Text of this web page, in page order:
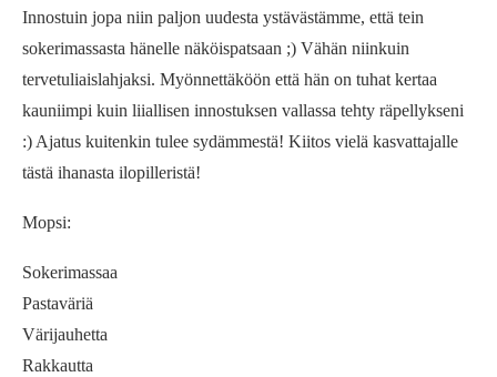
Innostuin jopa niin paljon uudesta ystävästämme, että tein
sokerimassasta hänelle näköispatsaan ;) Vähän niinkuin
tervetuliaislahjaksi. Myönnettäköön että hän on tuhat kertaa
kauniimpi kuin liiallisen innostuksen vallassa tehty räpellykseni
:) Ajatus kuitenkin tulee sydämmestä! Kiitos vielä kasvattajalle
tästä ihanasta ilopilleristä!
Mopsi:
Sokerimassaa
Pastaväriä
Värijauhetta
Rakkautta